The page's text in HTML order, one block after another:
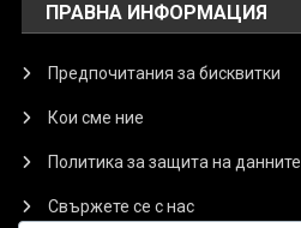
ПРАВНА ИНФОРМАЦИЯ
Предпочитания за бисквитки
Кои сме ние
Политика за защита на данните
Свържете се с нас